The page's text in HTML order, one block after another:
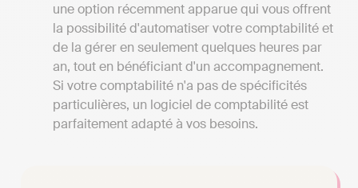
une option récemment apparue qui vous offrent
la possibilité d'automatiser votre comptabilité et
de la gérer en seulement quelques heures par
an, tout en bénéficiant d'un accompagnement.
Si votre comptabilité n'a pas de spécificités
particulières, un logiciel de comptabilité est
parfaitement adapté à vos besoins.